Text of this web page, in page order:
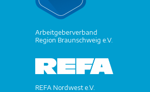
Arbeitgeberverband
Region Braunschweig e.V.
REFA Nordwest e.V.